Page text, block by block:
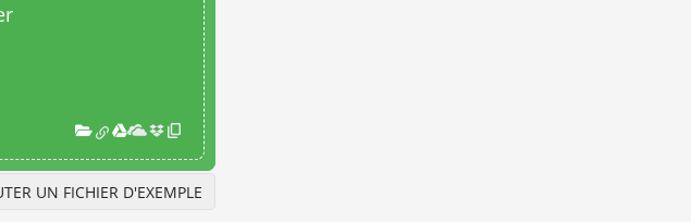
UN FICHIER D'EXEMPLE